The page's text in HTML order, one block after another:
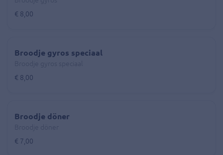
€ 8,00
Broodje gyros speciaal
€ 8,00
Broodje döner
€ 7,00